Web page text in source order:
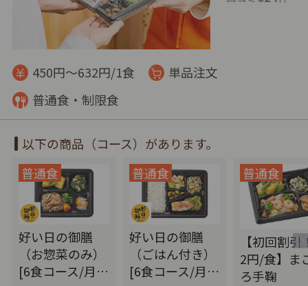
450円～632円/1食
単品注文
普通食・制限食
以下の商品（コース）があります。
好い日の御膳
（お惣菜のみ）
[6食コース/月…
好い日の御膳
（ごはん付き）
[6食コース/月…
【初回割引
2円/食】ま
ろ手鞠